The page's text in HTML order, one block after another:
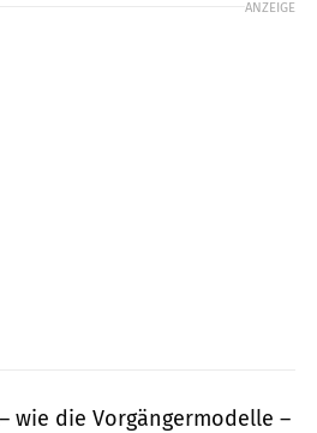
ANZEIGE
wie die Vorgängermodelle –